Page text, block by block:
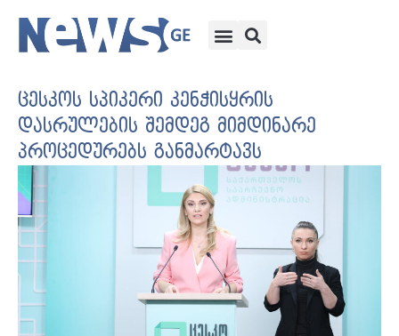
ცესკოს სპიკერი კენჭისყრის
დასრულების შემდეგ მიმდინარე
პროცედურებს განმარტავს